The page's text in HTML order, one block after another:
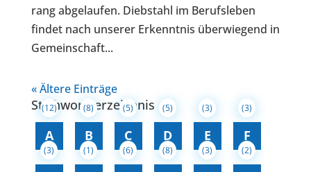
rang abgelaufen. Diebstahl im Berufsleben
findet nach unserer Erkenntnis überwiegend in
Gemeinschaft...
« Ältere Einträge
Stichwortverzeichnis
A
(12)
B
(8)
C
(5)
D
(5)
E
(3)
F
(3)
(3) (1) (6) (8) (3) (2)